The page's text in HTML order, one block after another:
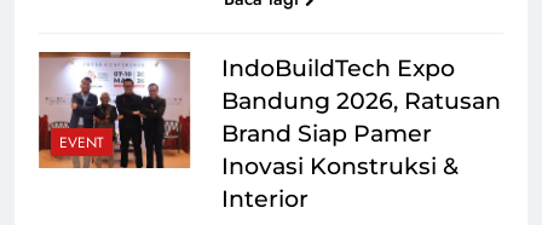
EVENT
IndoBuildTech Expo
Bandung 2026, Ratusan
Brand Siap Pamer
Inovasi Konstruksi &
Interior